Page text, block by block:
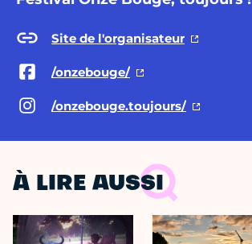
Site de l'organisateur
/onzebouge/
/onzebouge.toujours/
À LIRE AUSSI